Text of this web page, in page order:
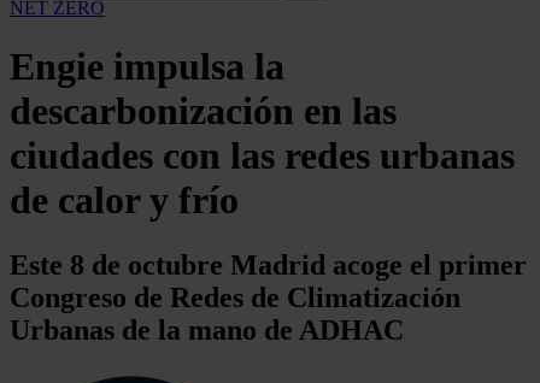
NET ZERO
Engie impulsa la
descarbonización en las
ciudades con las redes urbanas
de calor y frío
Este 8 de octubre Madrid acoge el primer
Congreso de Redes de Climatización
Urbanas de la mano de ADHAC